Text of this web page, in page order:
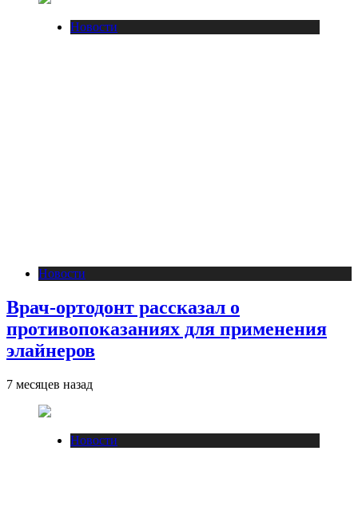
Новости
Новости
Врач-ортодонт рассказал о
противопоказаниях для применения
элайнеров
7 месяцев назад
Новости